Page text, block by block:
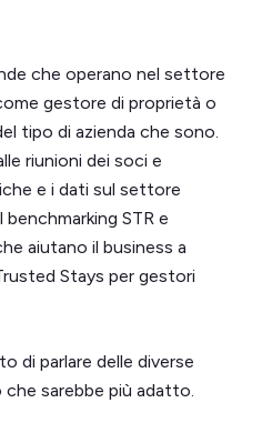
che operano nel settore
gestore di proprietà o
tipo di azienda che sono.
riunioni dei soci e
e i dati sul settore
STR e
aiutano il business a
Stays per gestori
di parlare delle diverse
sarebbe più adatto.